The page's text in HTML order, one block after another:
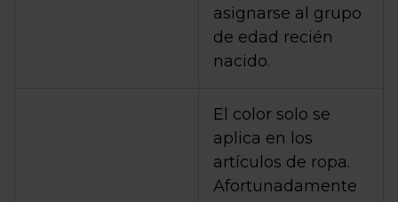
asignarse al grupo
de edad recién
nacido.
El color solo se
aplica en los
artículos de ropa.
Afortunadamente